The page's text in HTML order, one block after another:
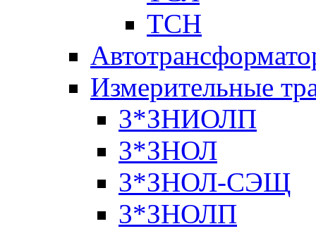
ТСН
Измерительные
3*ЗНИОЛП
3*ЗНОЛ
3*ЗНОЛ-СЭЩ
3*ЗНОЛП